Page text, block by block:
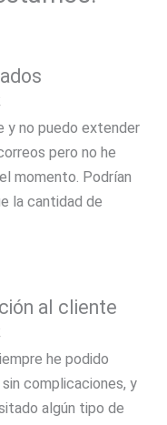
y no puedo extender
pero no he
momento. Podrían
la cantidad de
al cliente
he podido
complicaciones, y
algún tipo de